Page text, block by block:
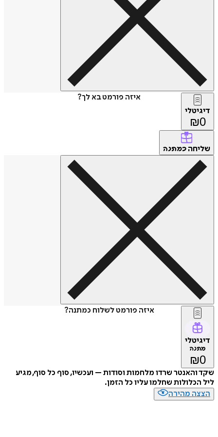
איזה פורמט בא לך?
כמתנה
איזה פורמט לשלוח כמתנה?
שרדו מלחמות וסודות – ועכשיו, סוף כל סוף, מגיע
שחלמו עליו כל הזמן.
מהירה